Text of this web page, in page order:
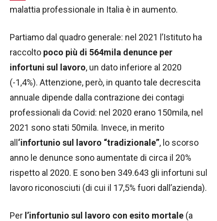
malattia professionale in Italia è in aumento.
Partiamo dal quadro generale: nel 2021 l’Istituto ha
raccolto poco più di 564mila denunce per
infortuni sul lavoro, un dato inferiore al 2020
(-1,4%). Attenzione, però, in quanto tale decrescita
annuale dipende dalla contrazione dei contagi
professionali da Covid: nel 2020 erano 150mila, nel
2021 sono stati 50mila. Invece, in merito
all‘infortunio sul lavoro “tradizionale”, lo scorso
anno le denunce sono aumentate di circa il 20%
rispetto al 2020. E sono ben 349.643 gli infortuni sul
lavoro riconosciuti (di cui il 17,5% fuori dall’azienda).
Per l’infortunio sul lavoro con esito mortale (a